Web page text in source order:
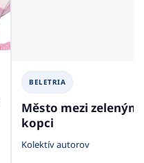
BELETRIA
Město mezi zelenými
kopci
Kolektív autorov